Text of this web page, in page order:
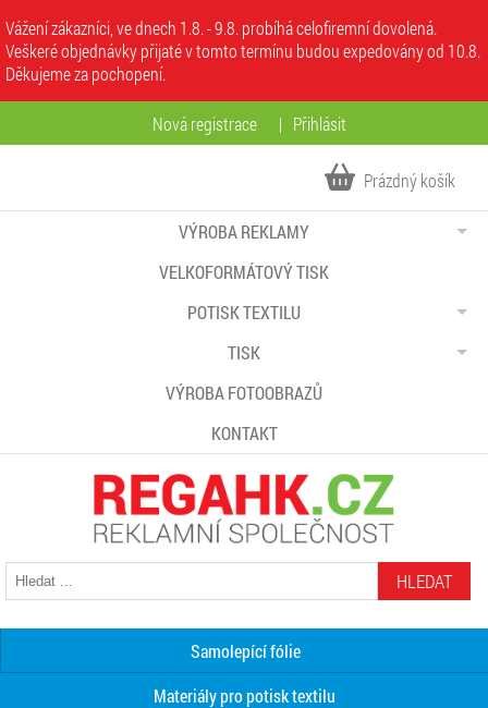
Vážení zákazníci, ve dnech 1.8. - 9.8. probíhá celofiremní dovolená.
Veškeré objednávky přijaté v tomto termínu budou expedovány od 10.8.
Děkujeme za pochopení.
Nová registrace | Přihlásit
Prázdný košík
VÝROBA REKLAMY
VELKOFORMÁTOVÝ TISK
POTISK TEXTILU
TISK
VÝROBA FOTOOBRAZŮ
KONTAKT
HLEDAT
Samolepící fólie
Materiály pro potisk textilu